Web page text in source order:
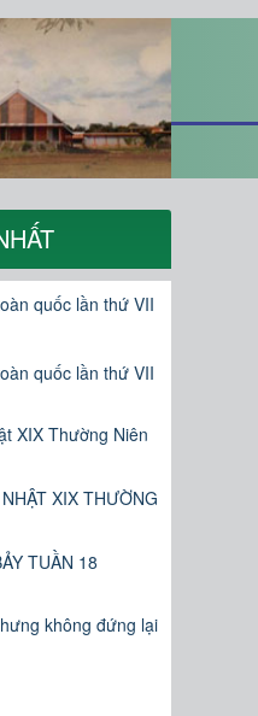
quốc lần thứ VII
quốc lần thứ VII
XIX Thường Niên
XIX THƯỜNG
TUẦN 18
không đứng lại